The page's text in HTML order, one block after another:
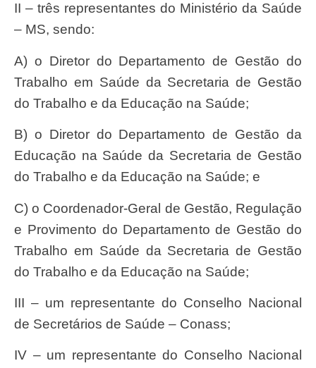
II – três representantes do Ministério da Saúde
– MS, sendo:
a) o Diretor do Departamento de Gestão do
Trabalho em Saúde da Secretaria de Gestão
do Trabalho e da Educação na Saúde;
b) o Diretor do Departamento de Gestão da
Educação na Saúde da Secretaria de Gestão
do Trabalho e da Educação na Saúde; e
c) o Coordenador-Geral de Gestão, Regulação
e Provimento do Departamento de Gestão do
Trabalho em Saúde da Secretaria de Gestão
do Trabalho e da Educação na Saúde;
III – um representante do Conselho Nacional
de Secretários de Saúde – Conass;
IV – um representante do Conselho Nacional